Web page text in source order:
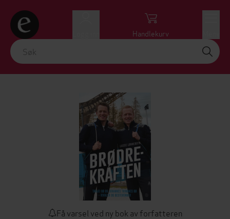
Handlekurv
Få varsel ved ny bok av forfatteren